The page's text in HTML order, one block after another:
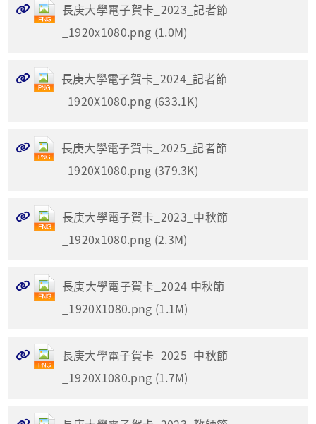
長庚大學電子賀卡_2023_記者節
_1920x1080.png (1.0M)
長庚大學電子賀卡_2024_記者節
_1920X1080.png (633.1K)
長庚大學電子賀卡_2025_記者節
_1920X1080.png (379.3K)
長庚大學電子賀卡_2023_中秋節
_1920x1080.png (2.3M)
長庚大學電子賀卡_2024 中秋節
_1920X1080.png (1.1M)
長庚大學電子賀卡_2025_中秋節
_1920X1080.png (1.7M)